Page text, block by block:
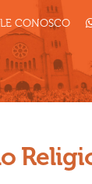
CONOSCO